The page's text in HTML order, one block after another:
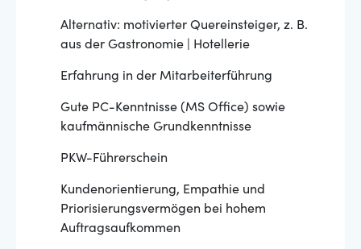
Alternativ: motivierter Quereinsteiger, z. B.
aus der Gastronomie | Hotellerie
Erfahrung in der Mitarbeiterführung
Gute PC-Kenntnisse (MS Office) sowie
kaufmännische Grundkenntnisse
PKW-Führerschein
Kundenorientierung, Empathie und
Priorisierungsvermögen bei hohem
Auftragsaufkommen